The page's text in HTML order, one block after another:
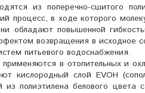
из поперечно-сшитого
процесс, в ходе которого
обладают повышенной
возвращения в исходное
питьевого водоснабжения.
в отопительных и
кислородный слой EVOH
из полиэтилена белового